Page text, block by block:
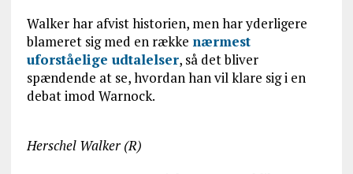
Walker har afvist historien, men har yderligere
blameret sig med en række nærmest
uforståelige udtalelser, så det bliver
spændende at se, hvordan han vil klare sig i en
debat imod Warnock.
Herschel Walker (R)